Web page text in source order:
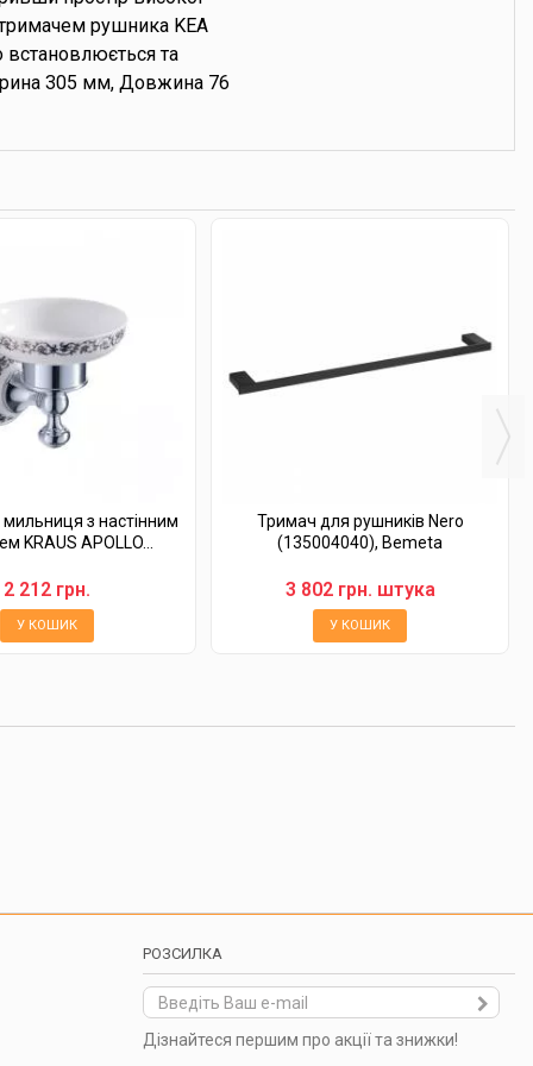
тримачем рушника KEA
встановлюється та
305 мм, Довжина 76
мильниця з настінним
KRAUS APOLLO...
2 212 грн.
У КОШИК
Тримач для рушників Nero
(135004040), Bemeta
3 802 грн. штука
У КОШИК
РОЗСИЛКА
Дізнайтеся першим про акції та знижки!